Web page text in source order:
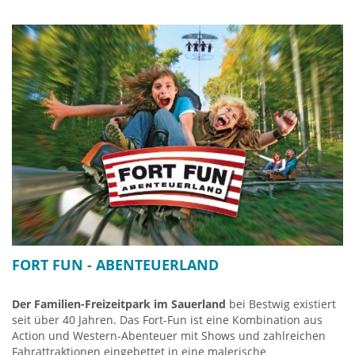
Als Finale erfolgt der Abstieg in den Ortskern von Olsberg
zurück, wo ein letztes Kneippbecken die Füße und Körper
erfrischt.
Info Kneipp-Wanderweg Olsberg
Typ: Alpin Coaster 800m lang
Am Medebach 98
59939 Olsberg-Bruchhausen
Tel. +49 2985 908881
www.erlebnisberg-sternrodt.de
FORT FUN - ABENTEUERLAND
Der Familien-Freizeitpark im Sauerland bei Bestwig existiert
seit über 40 Jahren. Das Fort-Fun ist eine Kombination aus
Action und Western-Abenteuer mit Shows und zahlreichen
Fahrattraktionen eingebettet in eine malerische